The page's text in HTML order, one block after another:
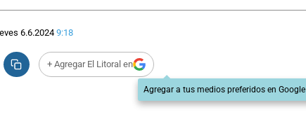
6.6.2024 9:18
+ Agregar El Litoral en
Agregar a tus medios preferidos en Google